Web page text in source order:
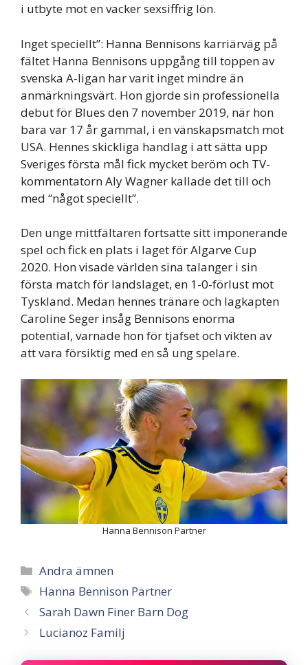
i utbyte mot en vacker sexsiffrig lön.
Inget speciellt”: Hanna Bennisons karriärväg på
fältet Hanna Bennisons uppgång till toppen av
svenska A-ligan har varit inget mindre än
anmärkningsvärt. Hon gjorde sin professionella
debut för Blues den 7 november 2019, när hon
bara var 17 år gammal, i en vänskapsmatch mot
USA. Hennes skickliga handlag i att sätta upp
Sveriges första mål fick mycket beröm och TV-
kommentatorn Aly Wagner kallade det till och
med “något speciellt”.
Den unge mittfältaren fortsatte sitt imponerande
spel och fick en plats i laget för Algarve Cup
2020. Hon visade världen sina talanger i sin
första match för landslaget, en 1-0-förlust mot
Tyskland. Medan hennes tränare och lagkapten
Caroline Seger insåg Bennisons enorma
potential, varnade hon för tjafset och vikten av
att vara försiktig med en så ung spelare.
Hanna Bennison Partner
Categories
Andra ämnen
Tags
Hanna Bennison Partner
Sarah Dawn Finer Barn Dog
Lucianoz Familj